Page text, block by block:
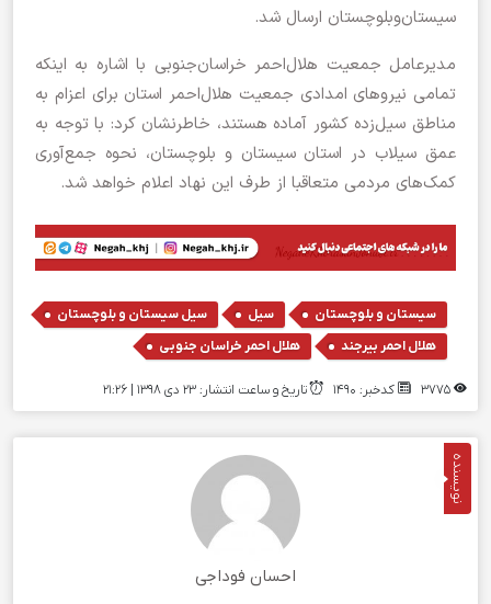
سیستان‌وبلوچستان ارسال شد.
مدیرعامل جمعیت هلال‌احمر خراسان‌جنوبی با اشاره به اینکه
تمامی نیرو‌های امدادی جمعیت هلال‌احمر استان برای اعزام به
مناطق سیل‌زده کشور آماده هستند، خاطرنشان کرد: با توجه به
عمق سیلاب در استان سیستان‌ و بلوچستان، نحوه جمع‌آوری
کمک‌های مردمی متعاقبا از طرف این نهاد اعلام خواهد شد.
سیستان و بلوچستان , سیل , سیل سیستان و بلوچستان
هلال احمر بیرجند , هلال احمر خراسان جنوبی
کدخبر: 1490 تاریخ و ساعت انتشار: ۲۳ دی ۱۳۹۸ | 21:26
نویسنده
احسان فوداجی